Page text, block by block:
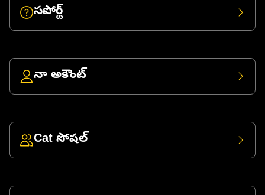
సపోర్ట్
నా అకౌంట్
Cat సోషల్